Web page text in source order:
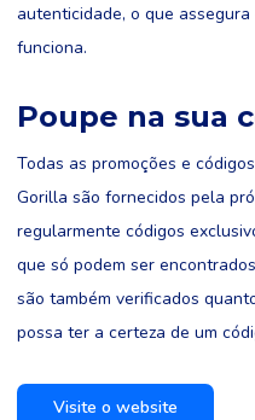
autenticidade, o que
funciona.
Poupe na sua
Todas as promoções e
Gorilla são fornecidos pela
regularmente códigos
que só podem ser
são também verificados
possa ter a certeza de um
Visite o website